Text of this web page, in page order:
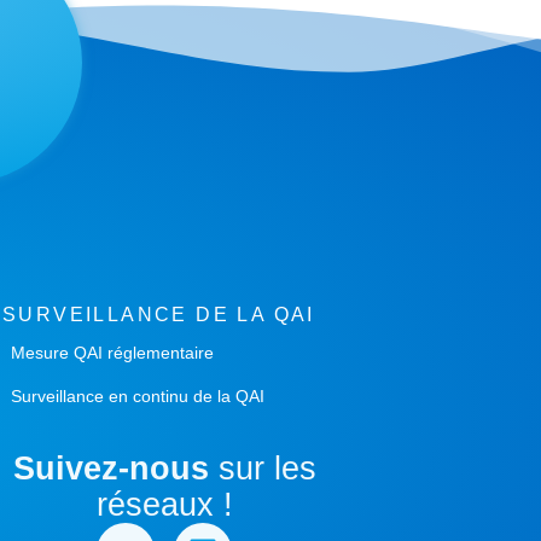
45800 Saint-Jean-de-Braye
SURVEILLANCE DE LA QAI
Mesure QAI réglementaire
Surveillance en continu de la QAI
Suivez-nous sur les
réseaux !